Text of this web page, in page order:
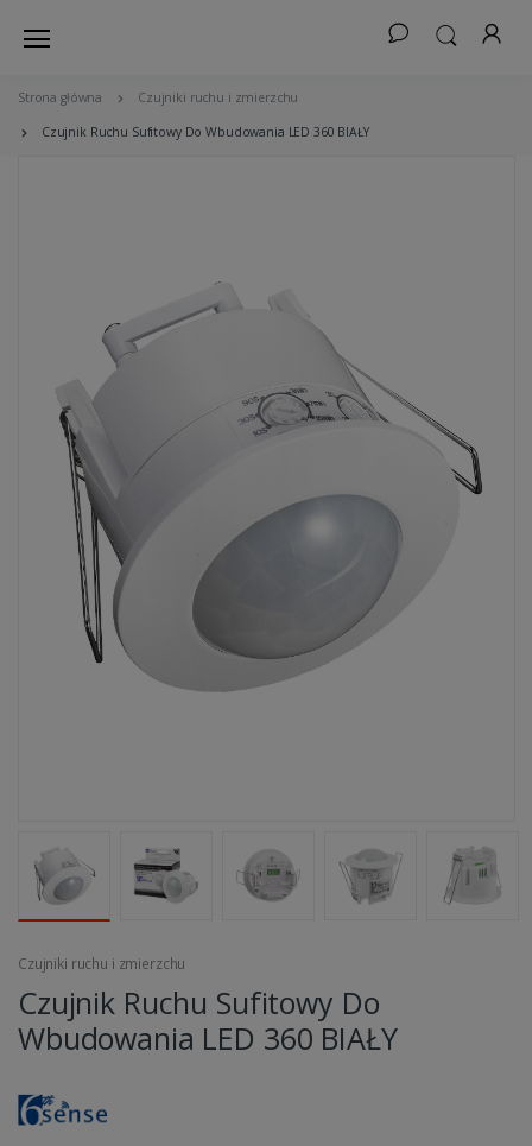
Strona główna Czujniki ruchu i zmierzchu
Czujnik Ruchu Sufitowy Do Wbudowania LED 360 BIAŁY
Czujniki ruchu i zmierzchu
Czujnik Ruchu Sufitowy Do
Wbudowania LED 360 BIAŁY